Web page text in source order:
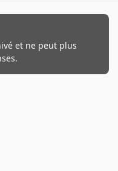
et ne peut plus